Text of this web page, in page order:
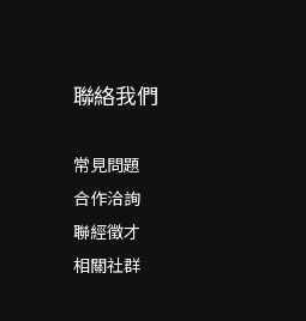
聯絡我們
常見問題
合作洽詢
聯經徵才
相關社群